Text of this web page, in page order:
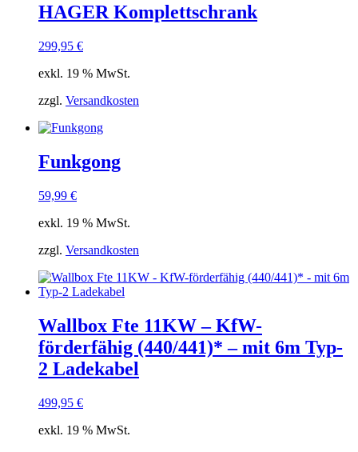
HAGER Komplettschrank
299,95 €
exkl. 19 % MwSt.
zzgl. Versandkosten
Funkgong
59,99 €
exkl. 19 % MwSt.
zzgl. Versandkosten
Wallbox Fte 11KW – KfW-
förderfähig (440/441)* – mit 6m Typ-
2 Ladekabel
499,95 €
exkl. 19 % MwSt.